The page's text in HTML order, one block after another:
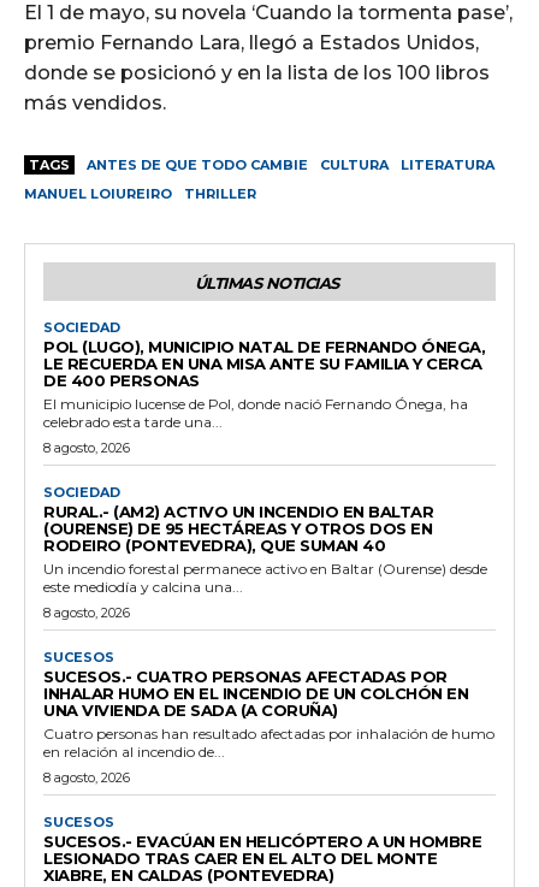
El 1 de mayo, su novela ‘Cuando la tormenta pase’,
premio Fernando Lara, llegó a Estados Unidos,
donde se posicionó y en la lista de los 100 libros
más vendidos.
TAGS ANTES DE QUE TODO CAMBIE CULTURA
LITERATURA
MANUEL LOIUREIRO
THRILLER
ÚLTIMAS NOTICIAS
SOCIEDAD
POL (LUGO), MUNICIPIO NATAL DE FERNANDO ÓNEGA,
LE RECUERDA EN UNA MISA ANTE SU FAMILIA Y CERCA
DE 400 PERSONAS
El municipio lucense de Pol, donde nació Fernando Ónega, ha
celebrado esta tarde una...
8 agosto, 2026
SOCIEDAD
RURAL.- (AM2) ACTIVO UN INCENDIO EN BALTAR
(OURENSE) DE 95 HECTÁREAS Y OTROS DOS EN
RODEIRO (PONTEVEDRA), QUE SUMAN 40
Un incendio forestal permanece activo en Baltar (Ourense) desde
este mediodía y calcina una...
8 agosto, 2026
SUCESOS
SUCESOS.- CUATRO PERSONAS AFECTADAS POR
INHALAR HUMO EN EL INCENDIO DE UN COLCHÓN EN
UNA VIVIENDA DE SADA (A CORUÑA)
Cuatro personas han resultado afectadas por inhalación de humo
en relación al incendio de...
8 agosto, 2026
SUCESOS
SUCESOS.- EVACÚAN EN HELICÓPTERO A UN HOMBRE
LESIONADO TRAS CAER EN EL ALTO DEL MONTE
XIABRE, EN CALDAS (PONTEVEDRA)